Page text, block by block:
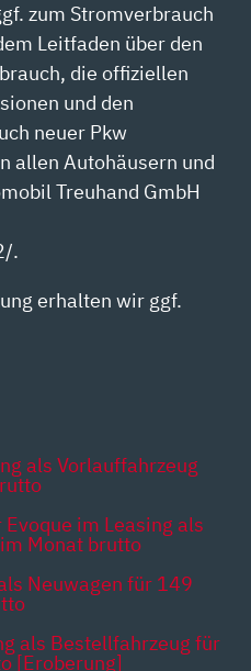
zum Stromverbrauch
Leitfaden über den
die offiziellen
und den
neuer Pkw
allen Autohäusern und
Treuhand GmbH
.
erhalten wir ggf.
als Vorlauffahrzeug
Evoque im Leasing als
Monat brutto
Neuwagen für 149
als Bestellfahrzeug für
[Eroberung]